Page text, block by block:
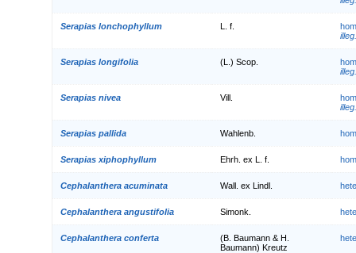
Serapias lonchophyllum L. f.
illeg.
Serapias longifolia (L.) Scop.
illeg.
Serapias nivea Vill.
illeg.
Serapias pallida Wahlenb.
Serapias xiphophyllum Ehrh. ex L. f.
Cephalanthera acuminata Wall. ex Lindl.
Cephalanthera angustifolia Simonk.
Cephalanthera conferta
(B. Baumann & H.
Baumann) Kreutz